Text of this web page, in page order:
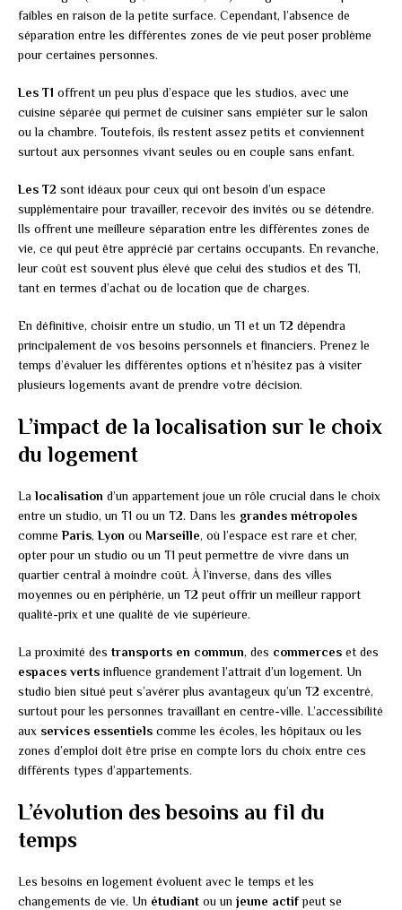
faibles en raison de la petite surface. Cependant, l’absence de
séparation entre les différentes zones de vie peut poser problème
pour certaines personnes.
Les T1 offrent un peu plus d’espace que les studios, avec une
cuisine séparée qui permet de cuisiner sans empiéter sur le salon
ou la chambre. Toutefois, ils restent assez petits et conviennent
surtout aux personnes vivant seules ou en couple sans enfant.
Les T2 sont idéaux pour ceux qui ont besoin d’un espace
supplémentaire pour travailler, recevoir des invités ou se détendre.
Ils offrent une meilleure séparation entre les différentes zones de
vie, ce qui peut être apprécié par certains occupants. En revanche,
leur coût est souvent plus élevé que celui des studios et des T1,
tant en termes d’achat ou de location que de charges.
En définitive, choisir entre un studio, un T1 et un T2 dépendra
principalement de vos besoins personnels et financiers. Prenez le
temps d’évaluer les différentes options et n’hésitez pas à visiter
plusieurs logements avant de prendre votre décision.
L’impact de la localisation sur le choix
du logement
La localisation d’un appartement joue un rôle crucial dans le choix
entre un studio, un T1 ou un T2. Dans les grandes métropoles
commeParis,Lyon ou Marseille, où l’espace est rare et cher,
opter pour un studio ou un T1 peut permettre de vivre dans un
quartier central à moindre coût. À l’inverse, dans des villes
moyennes ou en périphérie, un T2 peut offrir un meilleur rapport
qualité-prix et une qualité de vie supérieure.
La proximité des transports en commun, des commerces et des
espaces verts influence grandement l’attrait d’un logement. Un
studio bien situé peut s’avérer plus avantageux qu’un T2 excentré,
surtout pour les personnes travaillant en centre-ville. L’accessibilité
aux services essentiels comme les écoles, les hôpitaux ou les
zones d’emploi doit être prise en compte lors du choix entre ces
différents types d’appartements.
L’évolution des besoins au fil du
temps
Les besoins en logement évoluent avec le temps et les
changements de vie. Un étudiant ou un jeune actifpeut se